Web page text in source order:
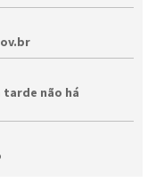
tarde não há